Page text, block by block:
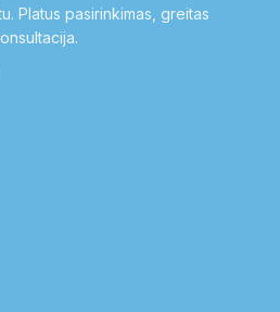
Platus pasirinkimas, greitas